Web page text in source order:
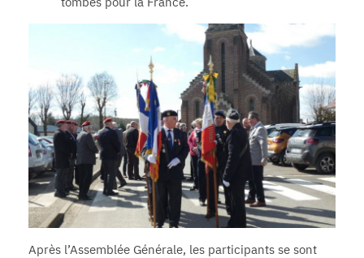
Après l’Assemblée Générale, les participants se sont